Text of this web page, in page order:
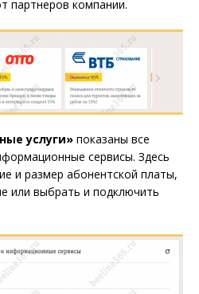
партнеров компании.
услуги» показаны все
сервисы. Здесь
и размер абонентской платы,
или выбрать и подключить